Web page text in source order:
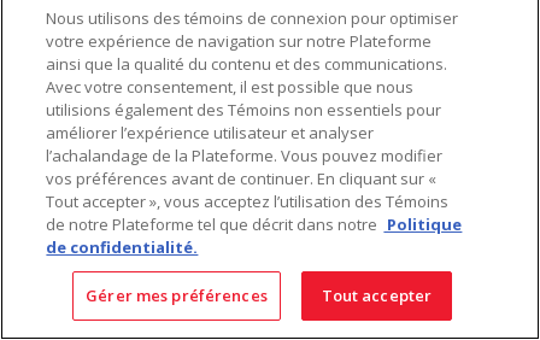
SIÈGE SOCIAL
4655, Autoroute 440 Ouest
Laval, QC, H7P 5P9
:450 688-9249
Sans frais:1 800 599-9249
Téléc.:450 686-1444
Service d'urgence:1 800 363-0303 (Après les heures de
bureau - 17h00 et 7h00, Frais applicables)
Fait au Canada avec des composants canadiens et importés
Nous utilisons des témoins de connexion pour optimiser
votre expérience de navigation sur notre Plateforme
ainsi que la qualité du contenu et des communications.
Avec votre consentement, il est possible que nous
utilisions également des Témoins non essentiels pour
améliorer l’expérience utilisateur et analyser
l’achalandage de la Plateforme. Vous pouvez modifier
vos préférences avant de continuer. En cliquant sur «
Tout accepter », vous acceptez l’utilisation des Témoins
de notre Plateforme tel que décrit dans notre Politique
de confidentialité.
Gérer mes préférences Tout accepter